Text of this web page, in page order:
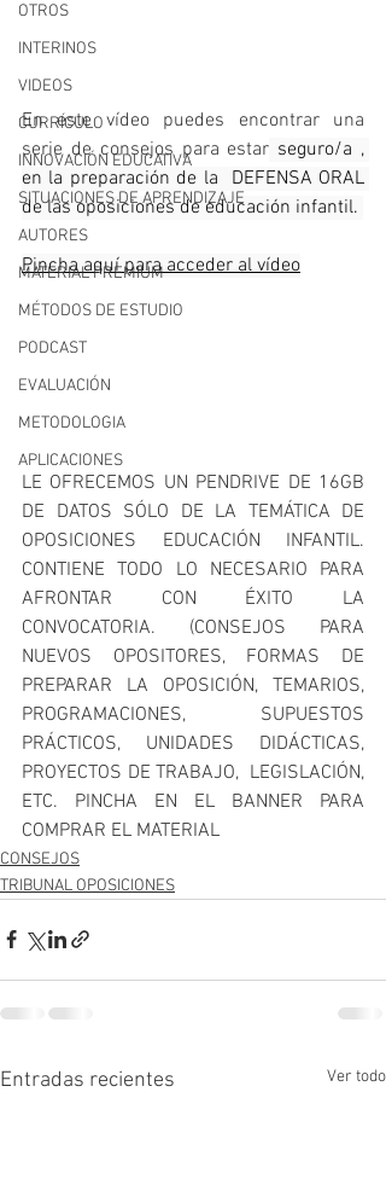
OTROS
INTERINOS
VIDEOS
CURRÍCULO
INNOVACIÓN EDUCATIVA
SITUACIONES DE APRENDIZAJE
AUTORES
MATERIAL PREMIUM
MÉTODOS DE ESTUDIO
PODCAST
EVALUACIÓN
METODOLOGIA
APLICACIONES
En este vídeo puedes encontrar una
serie de consejos para estar seguro/a ,
en la preparación de la  DEFENSA ORAL
de las oposiciones de educación infantil.
Pincha aquí para acceder al vídeo
LE OFRECEMOS UN PENDRIVE DE 16GB
DE DATOS SÓLO DE LA TEMÁTICA DE
OPOSICIONES EDUCACIÓN INFANTIL.
CONTIENE TODO LO NECESARIO PARA
AFRONTAR CON ÉXITO LA
CONVOCATORIA. (CONSEJOS PARA
NUEVOS OPOSITORES, FORMAS DE
PREPARAR LA OPOSICIÓN, TEMARIOS,
PROGRAMACIONES, SUPUESTOS
PRÁCTICOS, UNIDADES DIDÁCTICAS,
PROYECTOS DE TRABAJO,  LEGISLACIÓN,
ETC. PINCHA EN EL BANNER PARA
COMPRAR EL MATERIAL
CONSEJOS
TRIBUNAL OPOSICIONES
Entradas recientes Ver todo